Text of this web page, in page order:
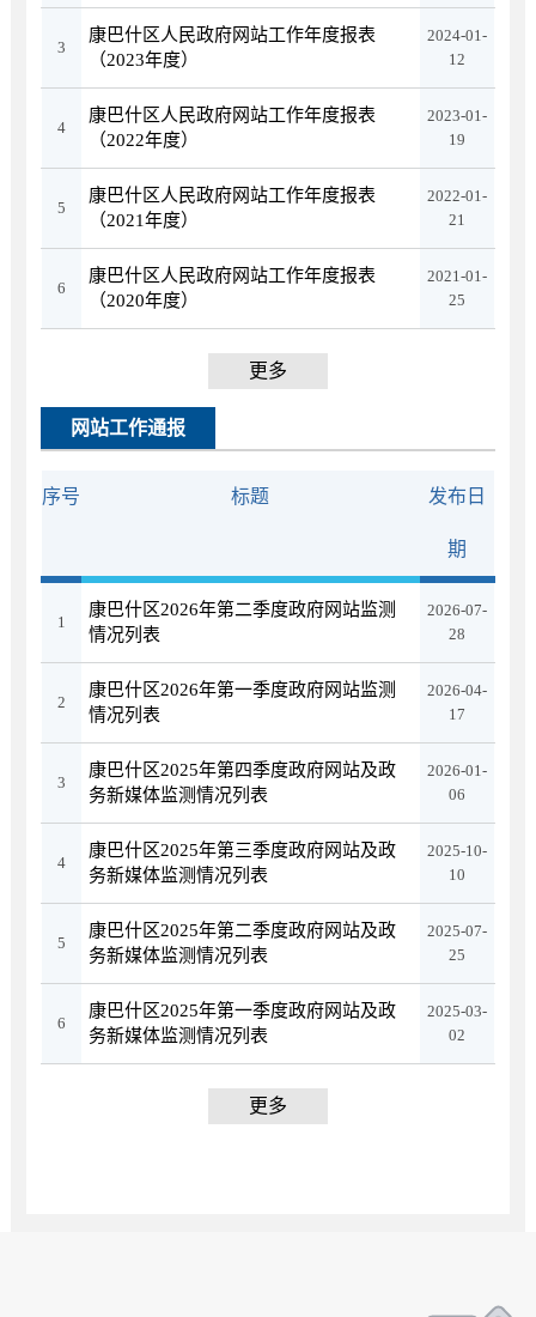
3
康巴什区人民政府网站工作年度报表
（2023年度）
2024-01-
12
4
康巴什区人民政府网站工作年度报表
（2022年度）
2023-01-
19
5
康巴什区人民政府网站工作年度报表
（2021年度）
2022-01-
21
6
康巴什区人民政府网站工作年度报表
（2020年度）
2021-01-
25
更多
网站工作通报
序号 标题 发布日
期
1
康巴什区2026年第二季度政府网站监测
情况列表
2026-07-
28
2
康巴什区2026年第一季度政府网站监测
情况列表
2026-04-
17
3
康巴什区2025年第四季度政府网站及政
务新媒体监测情况列表
2026-01-
06
4
康巴什区2025年第三季度政府网站及政
务新媒体监测情况列表
2025-10-
10
5
康巴什区2025年第二季度政府网站及政
务新媒体监测情况列表
2025-07-
25
6
康巴什区2025年第一季度政府网站及政
务新媒体监测情况列表
2025-03-
02
更多